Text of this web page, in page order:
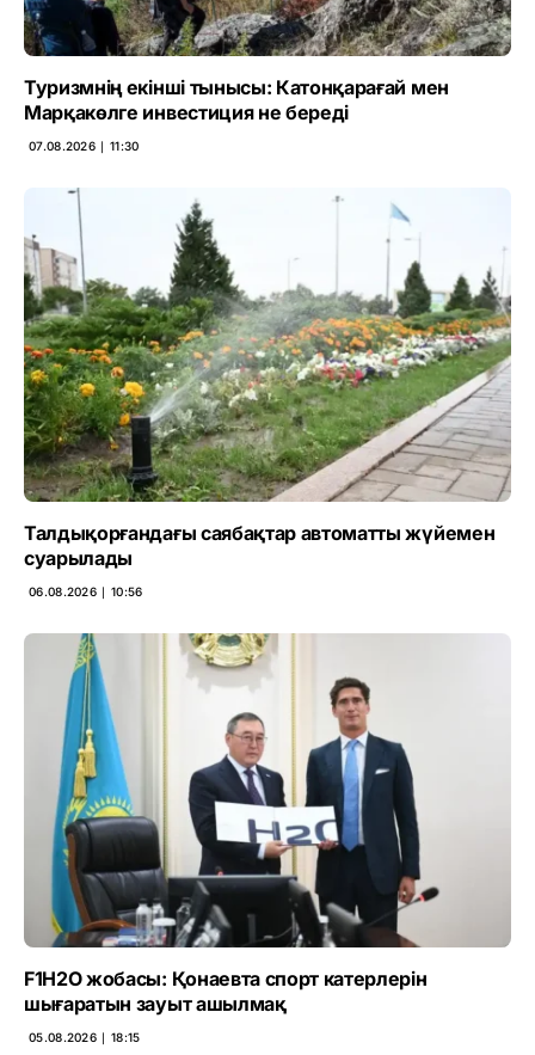
Туризмнің екінші тынысы: Катонқарағай мен
Марқакөлге инвестиция не береді
07.08.2026 ∣ 11:30
Талдықорғандағы саябақтар автоматты жүйемен
суарылады
06.08.2026 ∣ 10:56
F1H2O жобасы: Қонаевта спорт катерлерін
шығаратын зауыт ашылмақ
05.08.2026 ∣ 18:15